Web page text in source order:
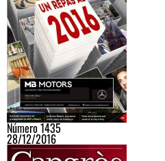
Número 1435
28/12/2016